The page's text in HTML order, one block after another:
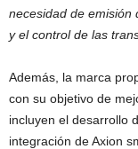
necesidad de emisión
y el control de las
Además, la marca
con su objetivo de
incluyen el desarrollo
integración de Axion